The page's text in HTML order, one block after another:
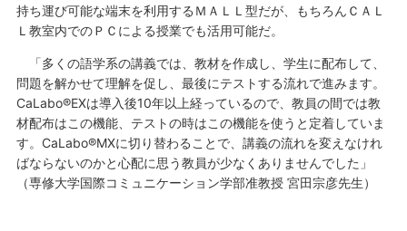
持ち運び可能な端末を利用するＭＡＬＬ型だが、もちろんＣＡＬ
Ｌ教室内でのＰＣによる授業でも活用可能だ。
「多くの語学系の講義では、教材を作成し、学生に配布して、
問題を解かせて理解を促し、最後にテストする流れで進みます。
CaLabo®EXは導入後10年以上経っているので、教員の間では教
材配布はこの機能、テストの時はこの機能を使うと定着していま
す。CaLabo®MXに切り替わることで、講義の流れを変えなけれ
ばならないのかと心配に思う教員が少なくありませんでした」
（専修大学国際コミュニケーション学部准教授 宮田宗彦先生）